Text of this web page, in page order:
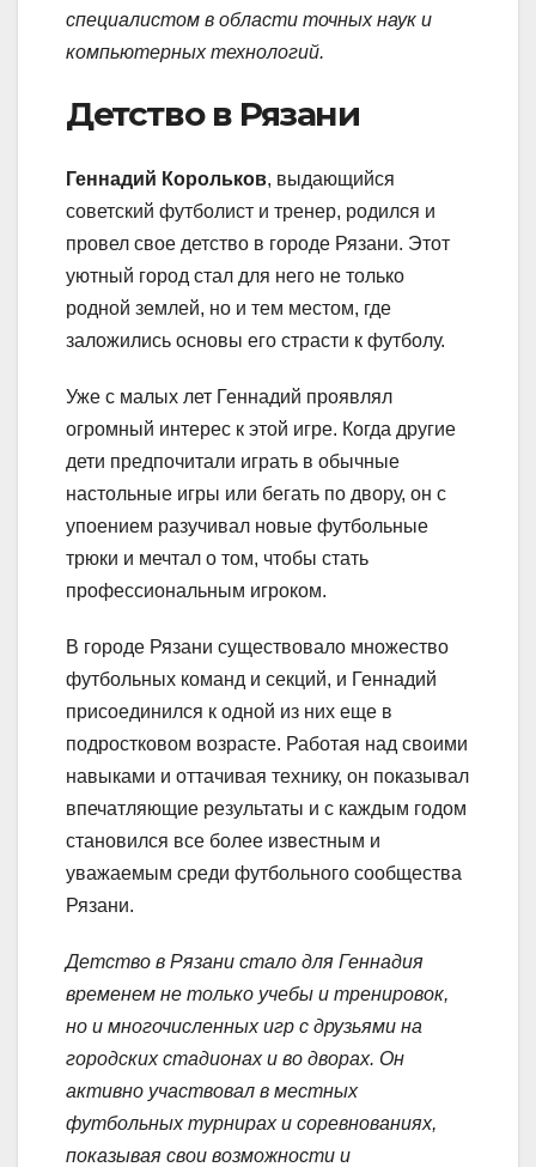
специалистом в области точных наук и
компьютерных технологий.
Детство в Рязани
Геннадий Корольков, выдающийся
советский футболист и тренер, родился и
провел свое детство в городе Рязани. Этот
уютный город стал для него не только
родной землей, но и тем местом, где
заложились основы его страсти к футболу.
Уже с малых лет Геннадий проявлял
огромный интерес к этой игре. Когда другие
дети предпочитали играть в обычные
настольные игры или бегать по двору, он с
упоением разучивал новые футбольные
трюки и мечтал о том, чтобы стать
профессиональным игроком.
В городе Рязани существовало множество
футбольных команд и секций, и Геннадий
присоединился к одной из них еще в
подростковом возрасте. Работая над своими
навыками и оттачивая технику, он показывал
впечатляющие результаты и с каждым годом
становился все более известным и
уважаемым среди футбольного сообщества
Рязани.
Детство в Рязани стало для Геннадия
временем не только учебы и тренировок,
но и многочисленных игр с друзьями на
городских стадионах и во дворах. Он
активно участвовал в местных
футбольных турнирах и соревнованиях,
показывая свои возможности и